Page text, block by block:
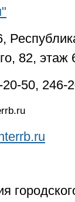
82, этаж
50, 246-